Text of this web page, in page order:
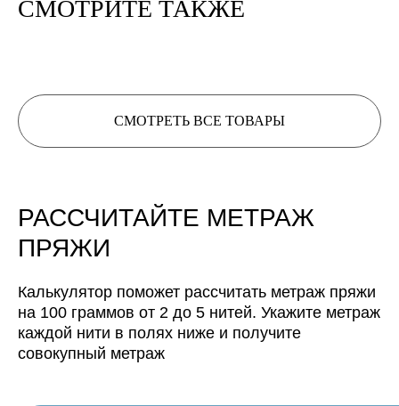
СМОТРИТЕ ТАКЖЕ
СМОТРЕТЬ ВСЕ ТОВАРЫ
РАССЧИТАЙТЕ МЕТРАЖ
ПРЯЖИ
Калькулятор поможет рассчитать метраж пряжи
на 100 граммов от 2 до 5 нитей. Укажите метраж
каждой нити в полях ниже и получите
совокупный метраж
Нить, собранная из 4 нитей
будет иметь метраж:
будет иметь метраж: